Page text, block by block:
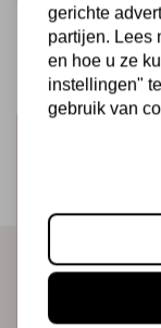
Ontvang als
gerichte
partijen. Lees
en hoe u ze
instellingen"
gebruik van